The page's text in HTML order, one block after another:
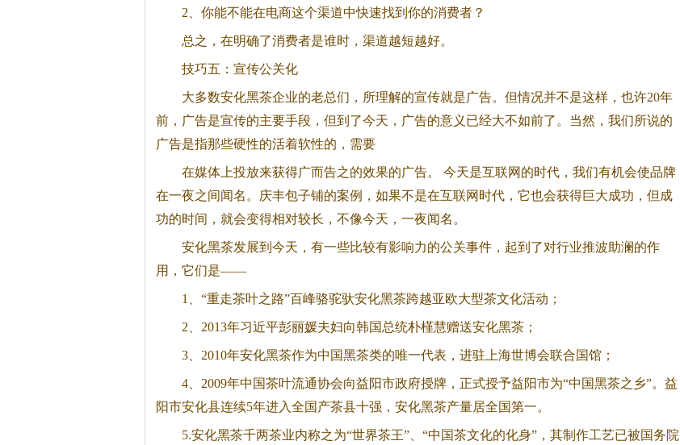
2、你能不能在电商这个渠道中快速找到你的消费者？
总之，在明确了消费者是谁时，渠道越短越好。
技巧五：宣传公关化
大多数安化黑茶企业的老总们，所理解的宣传就是广告。但情况并不是这样，也许20年
前，广告是宣传的主要手段，但到了今天，广告的意义已经大不如前了。当然，我们所说的
广告是指那些硬性的活着软性的，需要
在媒体上投放来获得广而告之的效果的广告。 今天是互联网的时代，我们有机会使品牌
在一夜之间闻名。庆丰包子铺的案例，如果不是在互联网时代，它也会获得巨大成功，但成
功的时间，就会变得相对较长，不像今天，一夜闻名。
安化黑茶发展到今天，有一些比较有影响力的公关事件，起到了对行业推波助澜的作
用，它们是——
1、“重走茶叶之路”百峰骆驼驮安化黑茶跨越亚欧大型茶文化活动；
2、2013年习近平彭丽媛夫妇向韩国总统朴槿慧赠送安化黑茶 ；
3、2010年安化黑茶作为中国黑茶类的唯一代表，进驻上海世博会联合国馆；
4、2009年中国茶叶流通协会向益阳市政府授牌，正式授予益阳市为“中国黑茶之乡”。益
阳市安化县连续5年进入全国产茶县十强，安化黑茶产量居全国第一。
5.安化黑茶千两茶业内称之为“世界茶王”、“中国茶文化的化身”，其制作工艺已被国务院